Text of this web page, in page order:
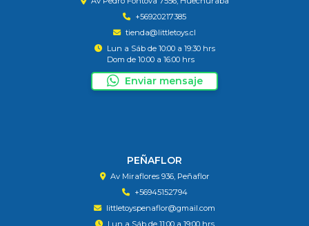
+56920217385
tienda@littletoys.cl
Lun a Sáb de 10:00 a 19:30 hrs
Dom de 10:00 a 16:00 hrs
Enviar mensaje
PEÑAFLOR
Av Miraflores 936, Peñaflor
+56945152794
littletoyspenaflor@gmail.com
Lun a Sáb de 11:00 a 19:00 hrs